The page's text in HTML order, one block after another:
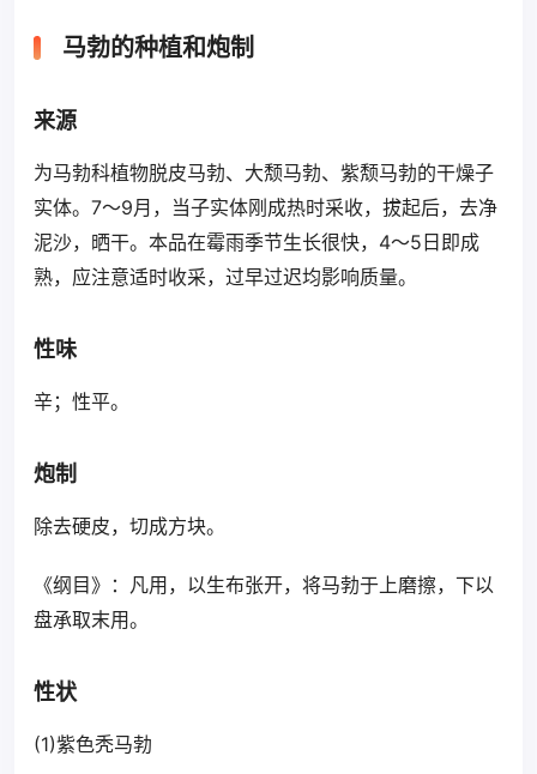
马勃的种植和炮制
来源
为马勃科植物脱皮马勃、大颓马勃、紫颓马勃的干燥子
实体。7～9月，当子实体刚成热时采收，拔起后，去净
泥沙，晒干。本品在霉雨季节生长很快，4～5日即成
熟，应注意适时收采，过早过迟均影响质量。
性味
辛；性平。
炮制
除去硬皮，切成方块。
《纲目》：凡用，以生布张开，将马勃于上磨擦，下以
盘承取末用。
性状
(1)紫色秃马勃